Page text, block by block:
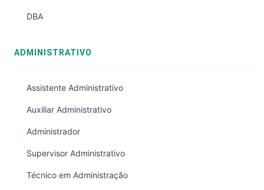
DBA
ADMINISTRATIVO
Assistente Administrativo
Auxiliar Administrativo
Administrador
Supervisor Administrativo
Técnico em Administração